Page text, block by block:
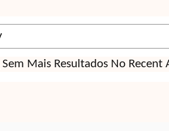
Sem Mais Resultados No Recent